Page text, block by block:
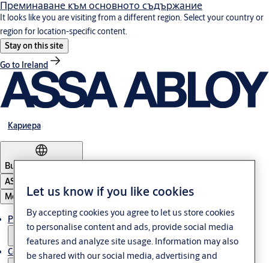
Преминаване към основното съдържание
It looks like you are visiting from a different region. Select your country or
region for location-specific content.
Stay on this site
Go to Ireland
Кариера
Bulgaria
ASSA ABLOY Group
Меню
Решения
Сервиз
Let us know if you like cookies
By accepting cookies you agree to let us store cookies
to personalise content and ads, provide social media
features and analyze site usage. Information may also
be shared with our social media, advertising and